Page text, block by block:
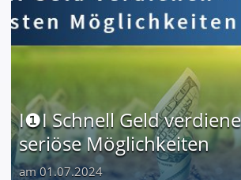
I❶I Schnell Geld
seriöse Möglichkeiten
am 01.07.2024